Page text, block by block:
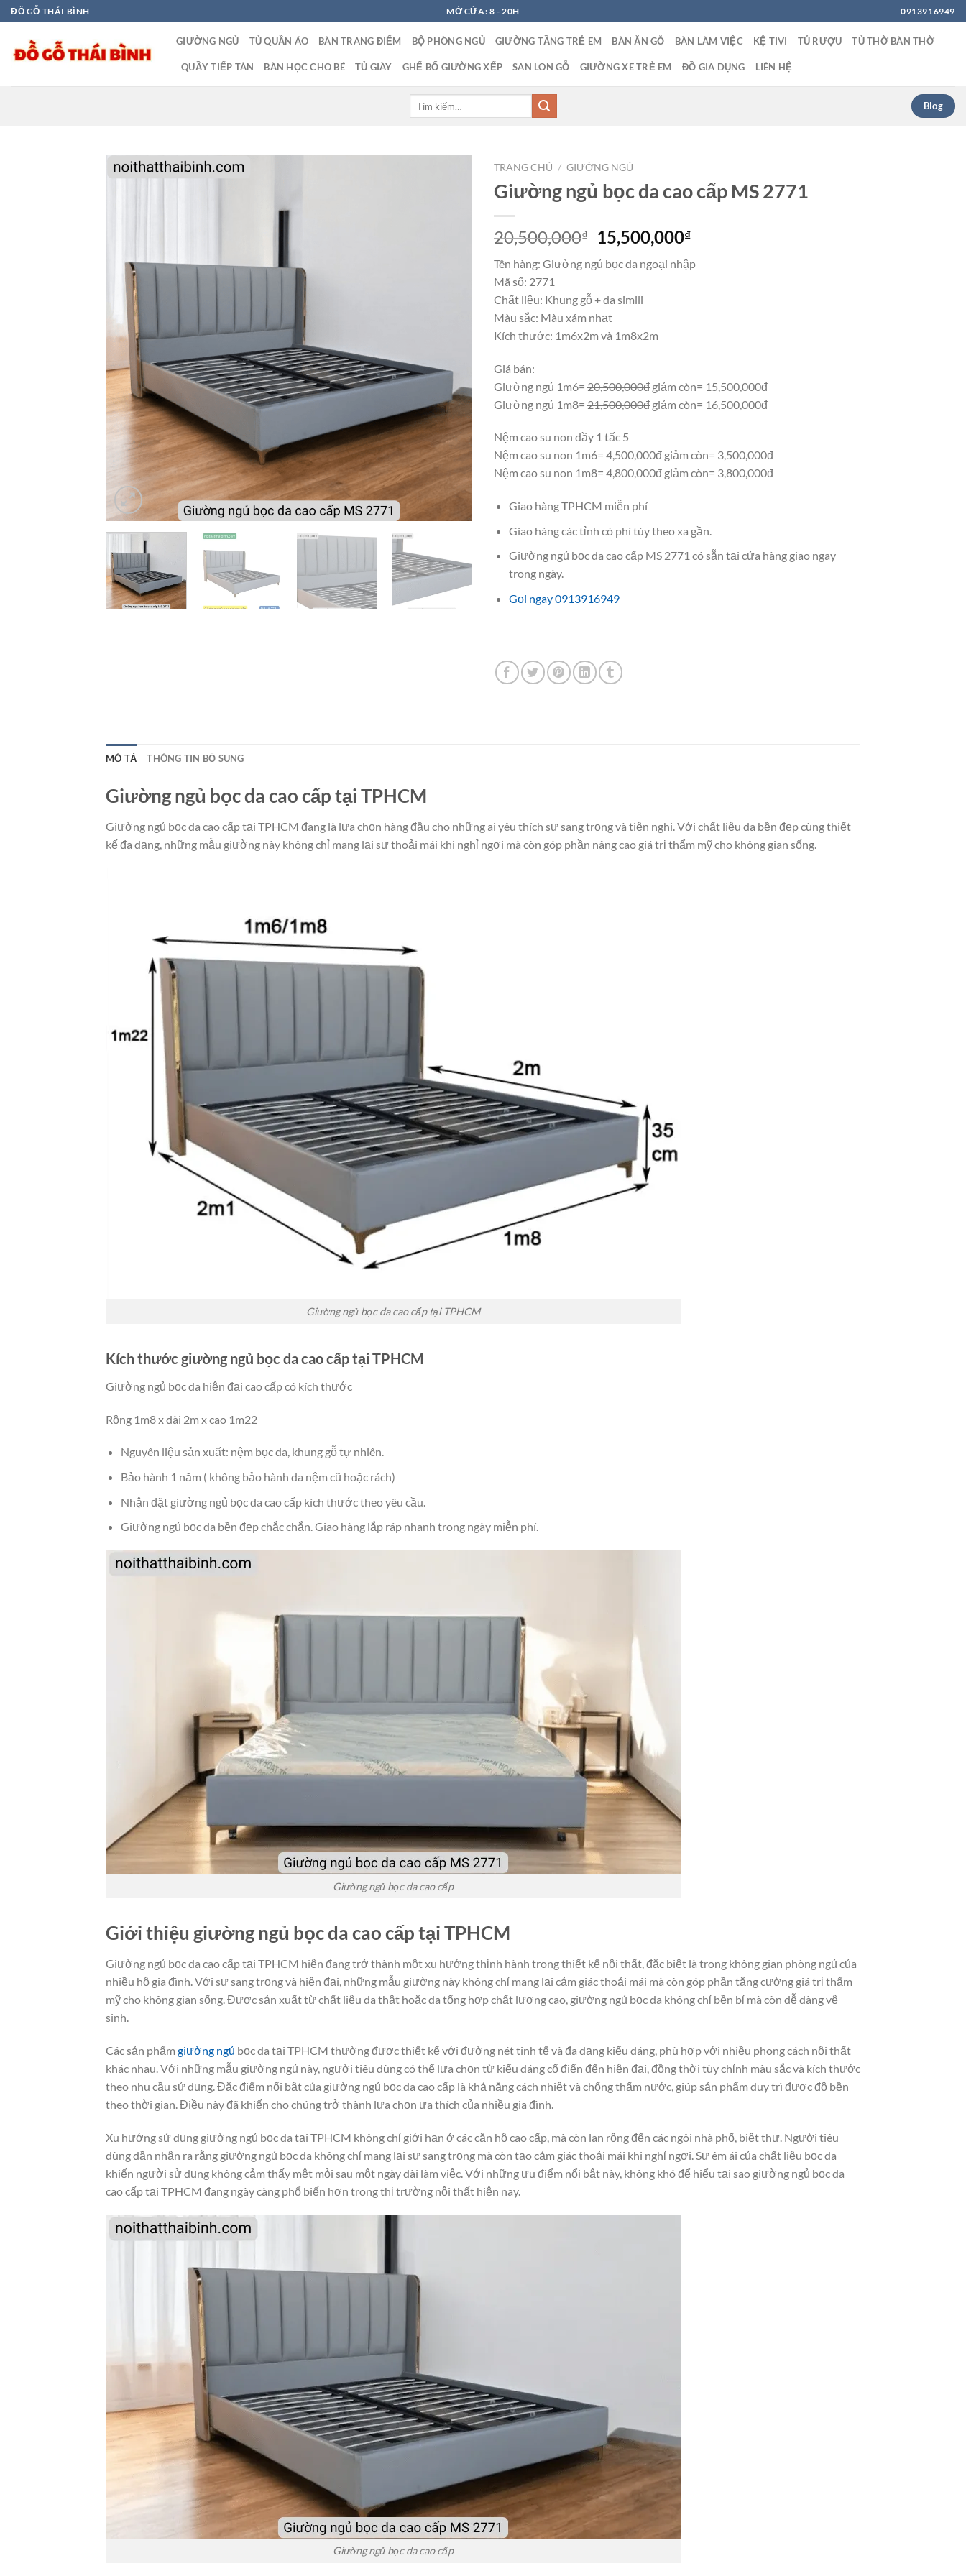
Bỏ
qua
dung
ĐỒ GỖ THÁI BÌNH MỞ CỬA: 8 - 20H 0913916949
GIƯỜNG NGỦ TỦ QUẦN ÁO BÀN TRANG ĐIỂM BỘ PHÒNG NGỦ GIƯỜNG TẦNG TRẺ EM BÀN ĂN GỖ BÀN LÀM VIỆC KỆ TIVI TỦ RƯỢU TỦ THỜ BÀN THỜ
QUẦY TIẾP TÂN BÀN HỌC CHO BÉ TỦ GIÀY GHẾ BỐ GIƯỜNG XẾP SAN LON GỖ GIƯỜNG XE TRẺ EM ĐỒ GIA DỤNG LIÊN HỆ
Blog
TRANG CHỦ / GIƯỜNG NGỦ
Giường ngủ bọc da cao cấp MS 2771
20,500,000₫
Giá
gốc
là:
15,500,000₫Giá
tại
Tên hàng: Giường ngủ bọc da ngoại nhập
Mã số: 2771
Chất liệu: Khung gỗ + da simili
Màu sắc: Màu xám nhạt
Kích thước: 1m6x2m và 1m8x2m
Giá bán:
Giường ngủ 1m6= 20,500,000đ giảm còn= 15,500,000đ
Giường ngủ 1m8= 21,500,000đ giảm còn= 16,500,000đ
Nệm cao su non dầy 1 tấc 5
Nệm cao su non 1m6= 4,500,000đ giảm còn= 3,500,000đ
Nệm cao su non 1m8= 4,800,000đ giảm còn= 3,800,000đ
Giao hàng TPHCM miễn phí
Giao hàng các tỉnh có phí tùy theo xa gần.
Giường ngủ bọc da cao cấp MS 2771 có sẵn tại cửa hàng giao ngay
trong ngày.
Gọi ngay 0913916949
MÔ TẢ THÔNG TIN BỔ SUNG
Giường ngủ bọc da cao cấp tại TPHCM
Giường ngủ bọc da cao cấp tại TPHCM đang là lựa chọn hàng đầu cho những ai yêu thích sự sang trọng và tiện nghi. Với chất liệu da bền đẹp cùng thiết
kế đa dạng, những mẫu giường này không chỉ mang lại sự thoải mái khi nghỉ ngơi mà còn góp phần nâng cao giá trị thẩm mỹ cho không gian sống.
Giường ngủ bọc da cao cấp tại TPHCM
Kích thước giường ngủ bọc da cao cấp tại TPHCM
Giường ngủ bọc da hiện đại cao cấp có kích thước
Rộng 1m8 x dài 2m x cao 1m22
Nguyên liệu sản xuất: nệm bọc da, khung gỗ tự nhiên.
Bảo hành 1 năm ( không bảo hành da nệm cũ hoặc rách)
Nhận đặt giường ngủ bọc da cao cấp kích thước theo yêu cầu.
Giường ngủ bọc da bền đẹp chắc chắn. Giao hàng lắp ráp nhanh trong ngày miễn phí.
Giường ngủ bọc da cao cấp
Giới thiệu giường ngủ bọc da cao cấp tại TPHCM
Giường ngủ bọc da cao cấp tại TPHCM hiện đang trở thành một xu hướng thịnh hành trong thiết kế nội thất, đặc biệt là trong không gian phòng ngủ của
nhiều hộ gia đình. Với sự sang trọng và hiện đại, những mẫu giường này không chỉ mang lại cảm giác thoải mái mà còn góp phần tăng cường giá trị thẩm
mỹ cho không gian sống. Được sản xuất từ chất liệu da thật hoặc da tổng hợp chất lượng cao, giường ngủ bọc da không chỉ bền bỉ mà còn dễ dàng vệ
sinh.
Các sản phẩm giường ngủ bọc da tại TPHCM thường được thiết kế với đường nét tinh tế và đa dạng kiểu dáng, phù hợp với nhiều phong cách nội thất
khác nhau. Với những mẫu giường ngủ này, người tiêu dùng có thể lựa chọn từ kiểu dáng cổ điển đến hiện đại, đồng thời tùy chỉnh màu sắc và kích thước
theo nhu cầu sử dụng. Đặc điểm nổi bật của giường ngủ bọc da cao cấp là khả năng cách nhiệt và chống thấm nước, giúp sản phẩm duy trì được độ bền
theo thời gian. Điều này đã khiến cho chúng trở thành lựa chọn ưa thích của nhiều gia đình.
Xu hướng sử dụng giường ngủ bọc da tại TPHCM không chỉ giới hạn ở các căn hộ cao cấp, mà còn lan rộng đến các ngôi nhà phố, biệt thự. Người tiêu
dùng dần nhận ra rằng giường ngủ bọc da không chỉ mang lại sự sang trọng mà còn tạo cảm giác thoải mái khi nghỉ ngơi. Sự êm ái của chất liệu bọc da
khiến người sử dụng không cảm thấy mệt mỏi sau một ngày dài làm việc. Với những ưu điểm nổi bật này, không khó để hiểu tại sao giường ngủ bọc da
cao cấp tại TPHCM đang ngày càng phổ biến hơn trong thị trường nội thất hiện nay.
Giường ngủ bọc da cao cấp